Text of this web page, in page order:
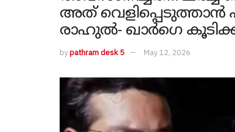
അത് വെളിപ്പെടുത്താൻ
രാഹുൽ- ഖാർ​ഗെ
bypathram desk 5 May 12, 2026